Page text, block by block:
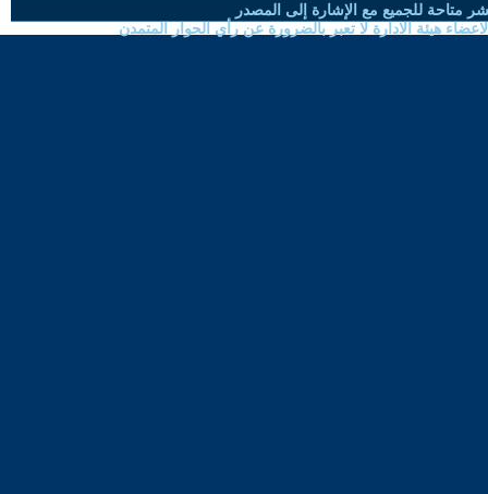
متاحة للجميع مع الإشارة إلى المصدر
هيئة الادارة لا تعبر بالضرورة عن رأي الحوار المتمدن